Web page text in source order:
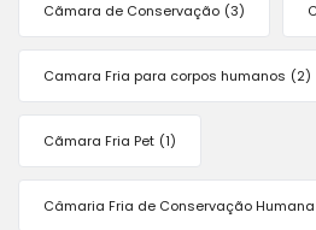
Cãmara de Conservação (3)
Camara Fria para corpos humanos (2)
Cãmara Fria Pet (1)
Câmaria Fria de Conservação Humana